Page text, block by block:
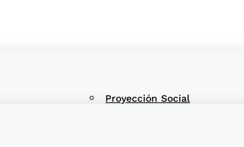
Proyección Social